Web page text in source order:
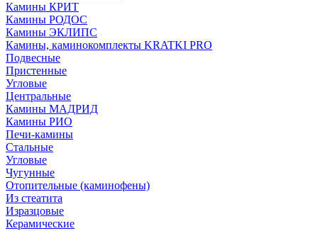
Камины КРИТ
Камины РОДОС
Камины ЭКЛИПС
Камины, каминокомплекты KRATKI PRO
Подвесные
Пристенные
Угловые
Центральные
Камины МАДРИД
Камины РИО
Печи-камины
Стальные
Угловые
Чугунные
Отопительные (каминофены)
Из стеатита
Изразцовые
Керамические